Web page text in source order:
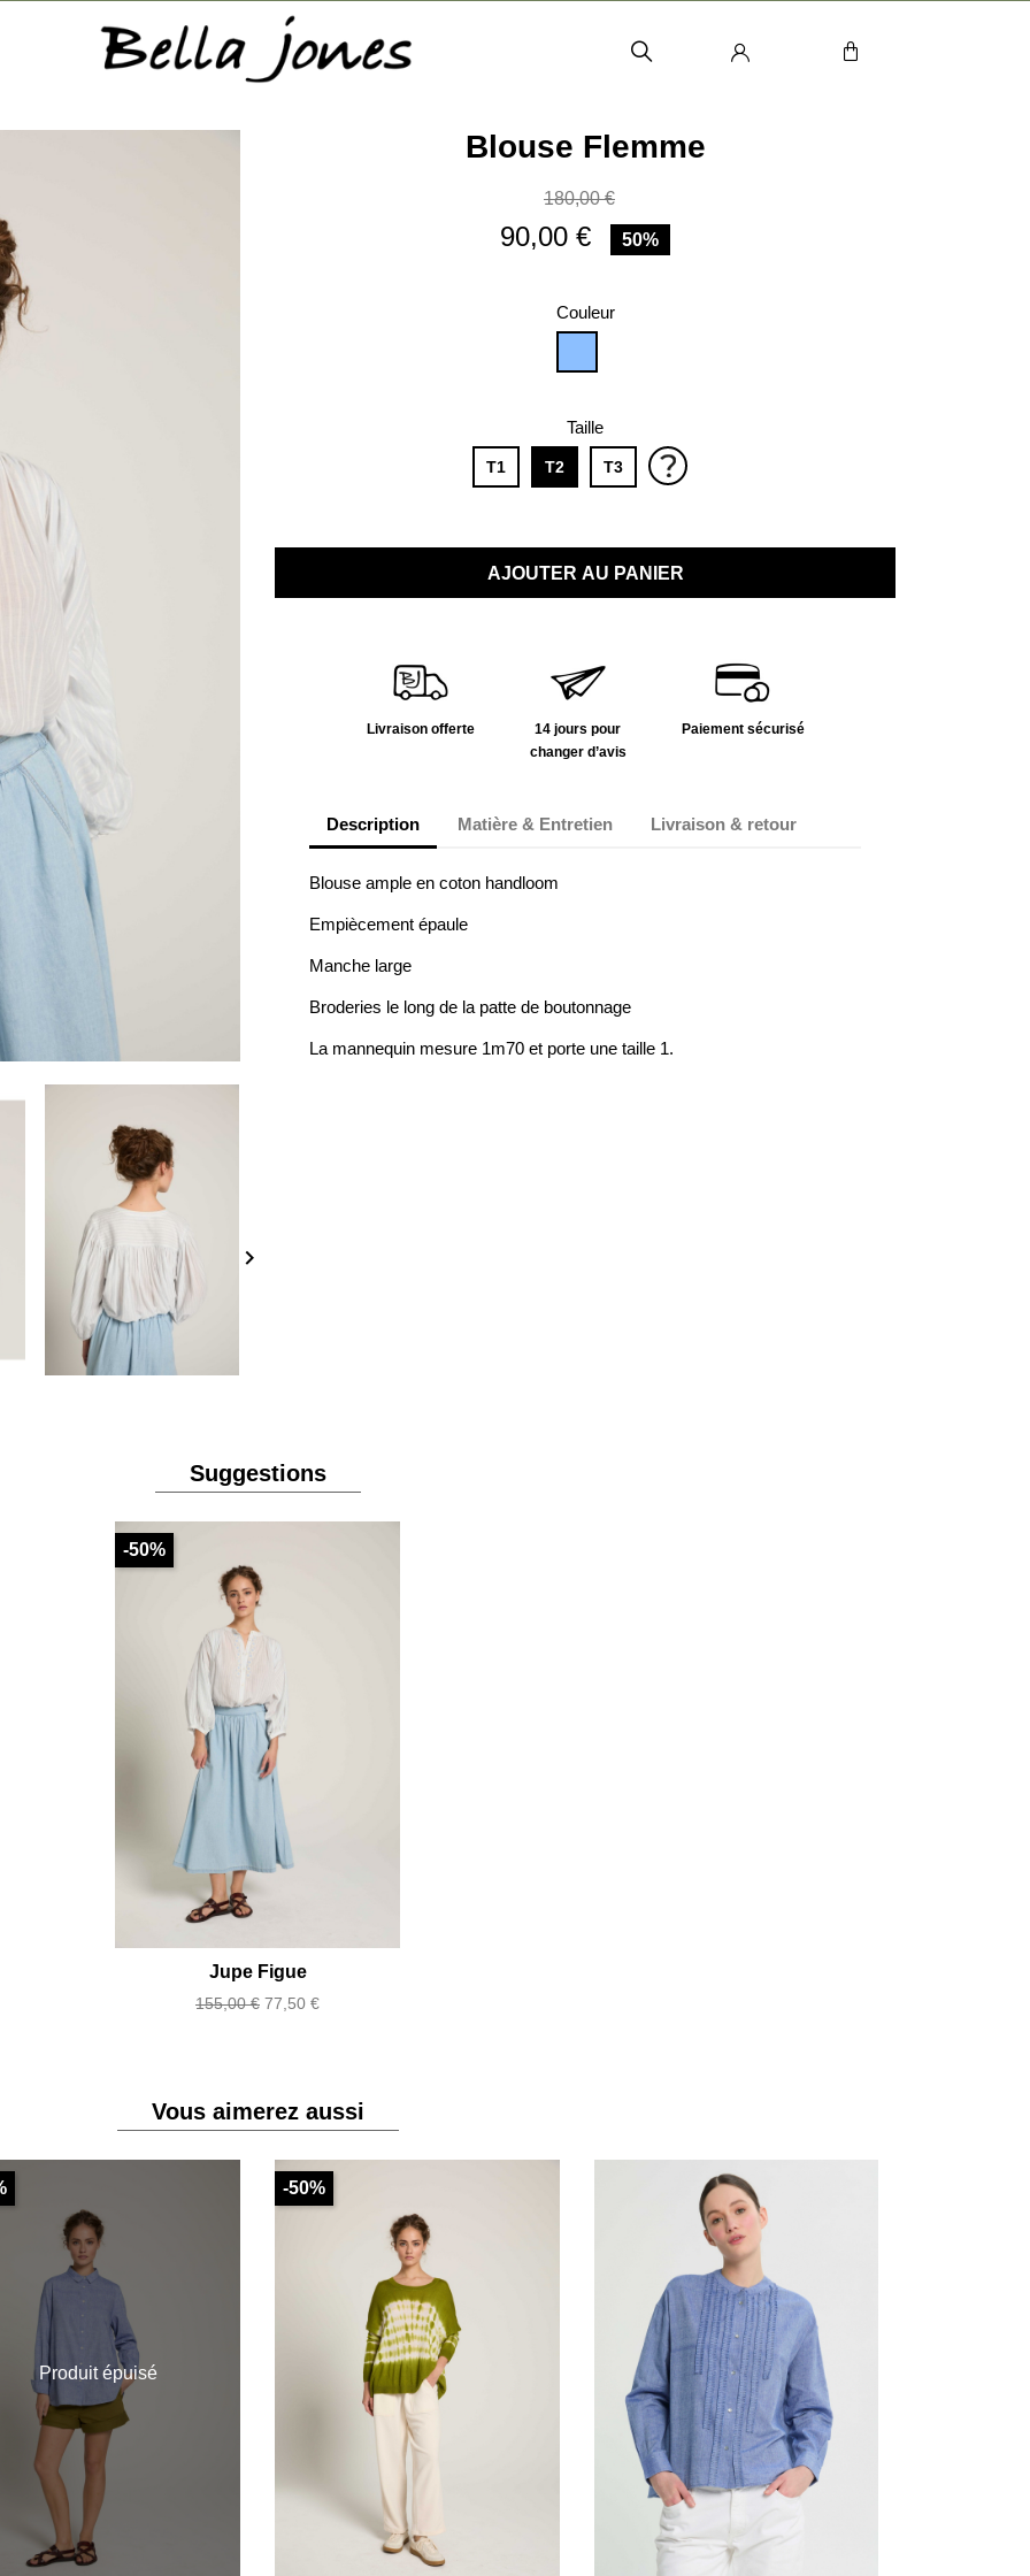

Blouse Flemme
180,00 €
90,00 € 50%
Couleur
Taille
T1 T2 T3
AJOUTER AU PANIER
Livraison offerte
14 jours pour
changer d’avis
Paiement sécurisé
Description Matière & Entretien Livraison & retour
Blouse ample en coton handloom
Empiècement épaule
Manche large
Broderies le long de la patte de boutonnage
La mannequin mesure 1m70 et porte une taille 1.
Suggestions
Jupe Figue
Prix
155,00 € Prix
77,50 €
-50%
Existe en plusieurs couleurs
Vous aimerez aussi
Produit épuisé
-50%